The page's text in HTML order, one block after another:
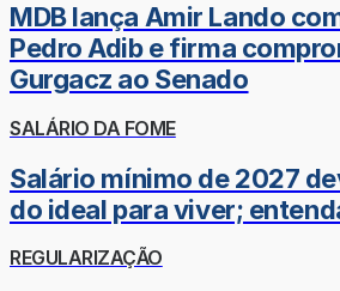
MDB lança Amir Lando
Pedro Adib e firma
Gurgacz ao Senado
SALÁRIO DA FOME
Salário mínimo de 2027
do ideal para viver;
REGULARIZAÇÃO